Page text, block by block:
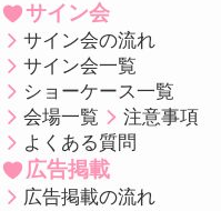
サイン会
サイン会の流れ
サイン会一覧
ショーケース一覧
会場一覧
注意事項
よくある質問
広告掲載
広告掲載の流れ